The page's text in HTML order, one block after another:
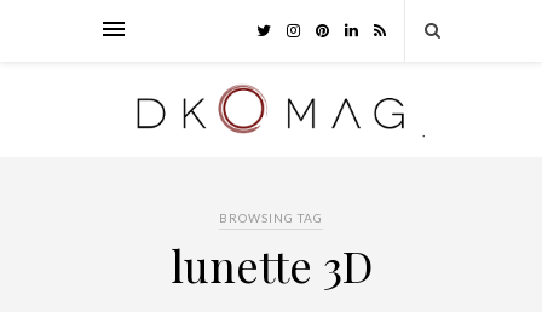
BROWSING TAG
lunette 3D